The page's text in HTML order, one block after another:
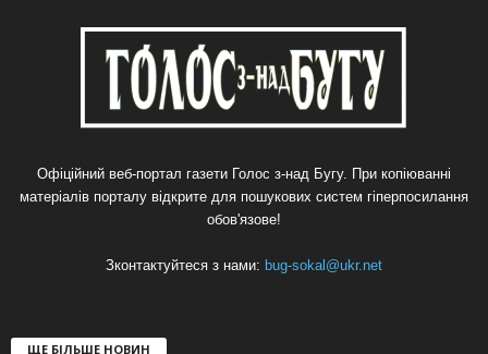
Офіційний веб-портал газети Голос з-над Бугу. При копіюванні
матеріалів порталу відкрите для пошукових систем гіперпосилання
обов'язове!
Зконтактуйтеся з нами: bug-sokal@ukr.net
ЩЕ БІЛЬШЕ НОВИН